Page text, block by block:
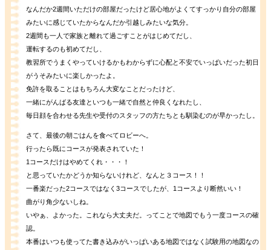
なんだか2週間いただけの部屋だったけど居心地がよくてすっかり自分の部屋
みたいに感じていたからなんだか引越しみたいな気分。
2週間も一人で家族と離れて過ごすことがはじめてだし、
運転するのも初めてだし、
教習所でうまくやっていけるかもわからずに心配と不安でいっぱいだった初日
がうそみたいに楽しかったよ。
免許を取ることはもちろん大変なことだったけど、
一緒にがんばる友達といつも一緒で自然と仲良くなれたし、
毎日顔を合わせる先生や受付のスタッフの方たちとも馴染むのが早かったし。
さて、最後の朝ごはんを食べてロビーへ。
行ったら既にコースが発表されていた！
1コースだけはやめてくれ・・・！
と思っていたかどうか知らないけれど、なんと３コース！！
一番楽だった2コースではなく3コースでしたが、1コースより断然いい！
曲がり角少ないしね。
いやぁ、よかった。これなら大丈夫だ。ってことで地図でもう一度コースの確
認。
本番はいつも使ってた書き込みがいっぱいある地図ではなく試験用の地図なの